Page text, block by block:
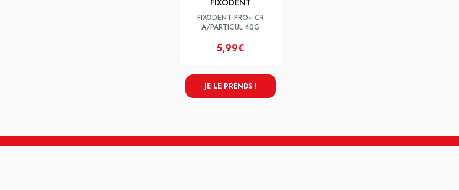
FIXODENT
FIXODENT PRO+ CR
A/PARTICUL 40G
5,99€
JE LE PRENDS !